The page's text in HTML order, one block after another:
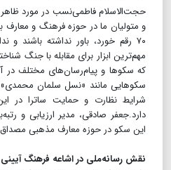
حجت‌الاسلام فاطمی‌نسب در مورد ظاهر
و متولیان ما در حوزه فرهنگ و
۷۰ رقم خورد، باور نداشته باشند
مهم‌ترین ابزار برای مقابله با جنگ
که سکوها و پیام‌رسان‌های مختلف در
سکوهایی مانند «نسل سلمان
شرایط نظارت و حمایت ساترا در
دارد.جعفر صادقی، مدیر ارزیابی و
این سکو در حوزه معارف مذهبی
نقش رسانه‌ملی در اشاعه فرهنگ آیینی